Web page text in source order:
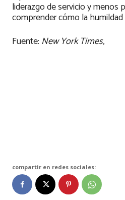
liderazgo de servicio y menos
comprender cómo la
Fuente: New York Times,
compartir en redes sociales: